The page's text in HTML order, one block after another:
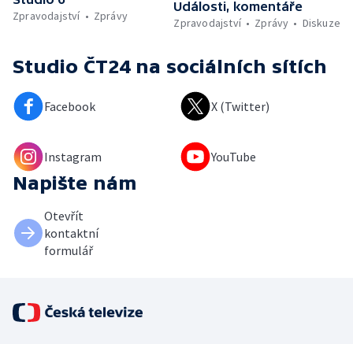
Zpravodajství
Zprávy
Události, komentáře
Zpravodajství
Zprávy Diskuze
Studio ČT24 na sociálních sítích
Facebook X (Twitter)
Instagram YouTube
Napište nám
Otevřít
kontaktní
formulář